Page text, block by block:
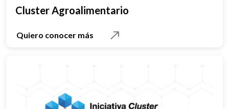
Cluster Agroalimentario
Quiero conocer más